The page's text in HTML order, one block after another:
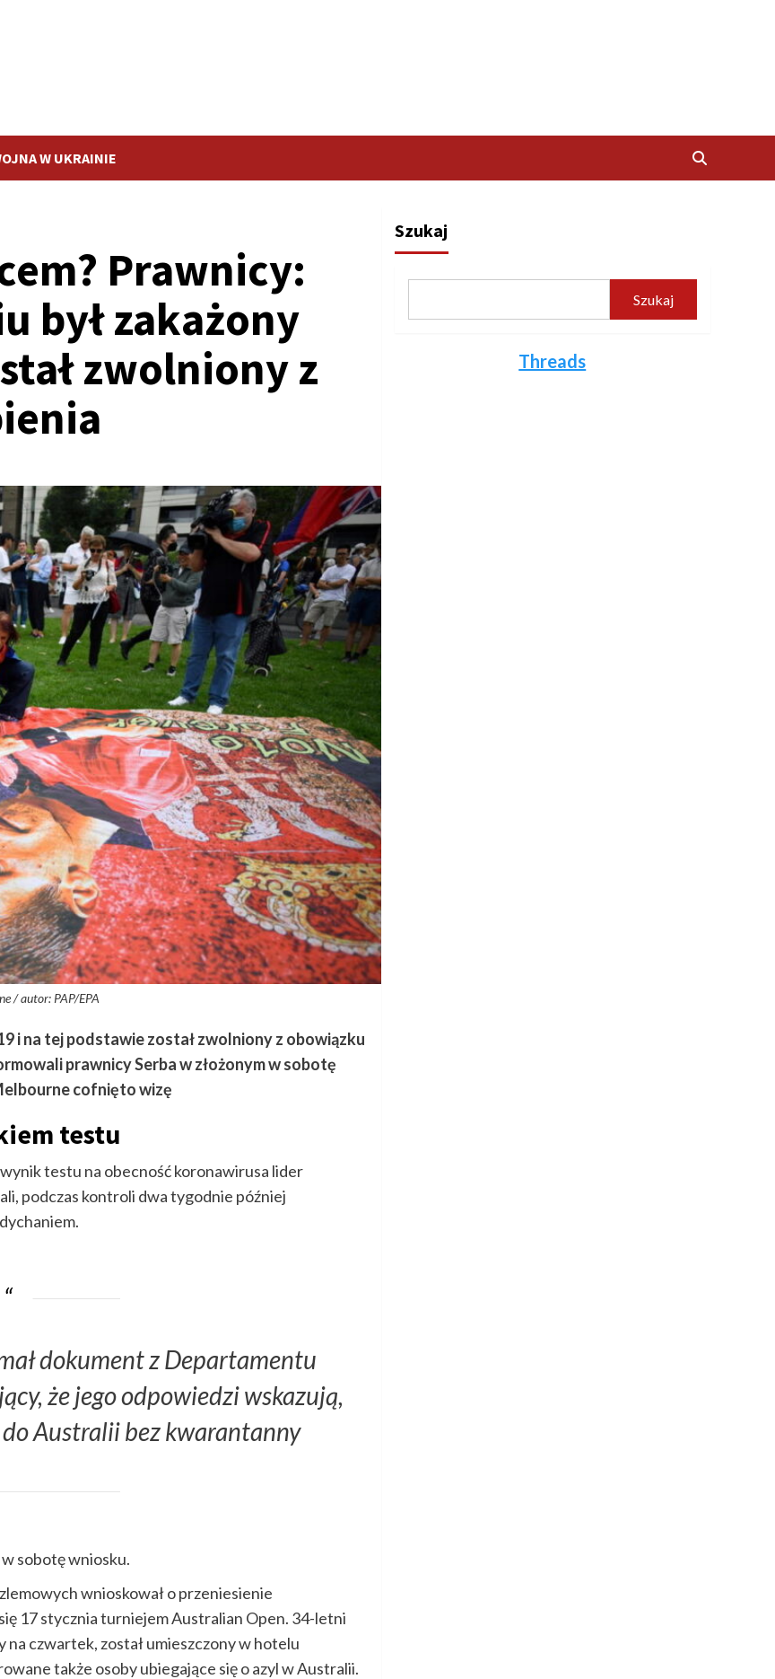
W UKRAINIE
Prawnicy:
był zakażony
zwolniony z
/ autor: PAP/EPA
i na tej podstawie został zwolniony z obowiązku
prawnicy Serba w złożonym w sobotę
cofnięto wizę
testu
testu na obecność koronawirusa lider
podczas kontroli dwa tygodnie później
dokument z Departamentu
że jego odpowiedzi wskazują,
Australii bez kwarantanny
sobotę wniosku.
wnioskował o przeniesienie
17 stycznia turniejem Australian Open. 34-letni
czwartek, został umieszczony w hotelu
także osoby ubiegające się o azyl w Australii.
Szukaj
Szukaj
Threads